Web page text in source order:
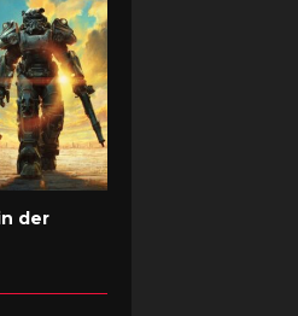
der